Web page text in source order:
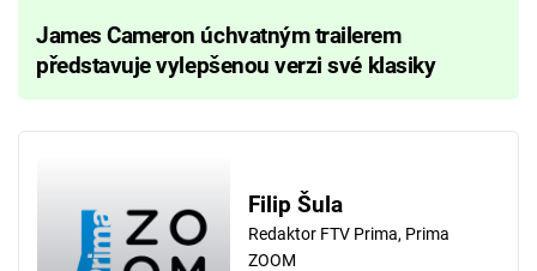
James Cameron úchvatným trailerem
představuje vylepšenou verzi své klasiky
Filip Šula
Redaktor FTV Prima, Prima
ZOOM